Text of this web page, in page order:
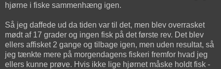
hjørne i fiske sammenhæng igen.
Så jeg daffede ud da tiden var til det, men blev overrasket
mødt af 17 grader og ingen fisk på det første rev. Det blev
ellers affisket 2 gange og tilbage igen, men uden resultat, så
jeg tænkte mere på morgendagens fiskeri fremfor hvad jeg
ellers kunne prøve. Hvis ikke lige hjørnet måske holdt fisk -